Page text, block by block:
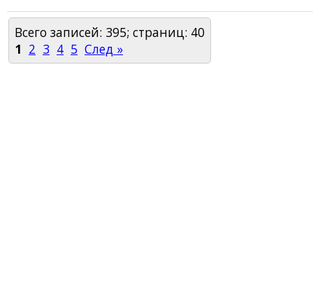
Всего записей: 395; страниц: 40
1 2 3 4 5 След »